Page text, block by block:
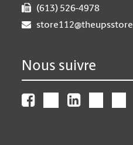
(613) 526-4978
Nous suivre